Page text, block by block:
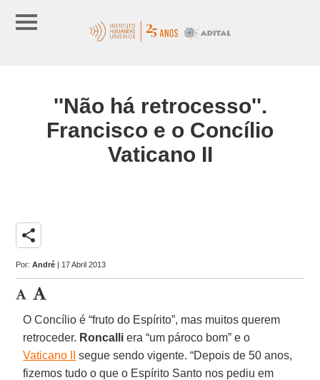
''Não há retrocesso''.
Francisco e o Concílio
Vaticano II
share
Por:André | 17 Abril 2013
O Concílio é “fruto do Espírito”, mas muitos querem
retroceder. Roncalli era “um pároco bom” e o
Vaticano II
segue sendo vigente. “Depois de 50 anos,
fizemos tudo o que o Espírito Santo nos pediu em